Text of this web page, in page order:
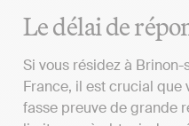
Le délai de
Si vous résidez à
France, il est crucial
fasse preuve de grande